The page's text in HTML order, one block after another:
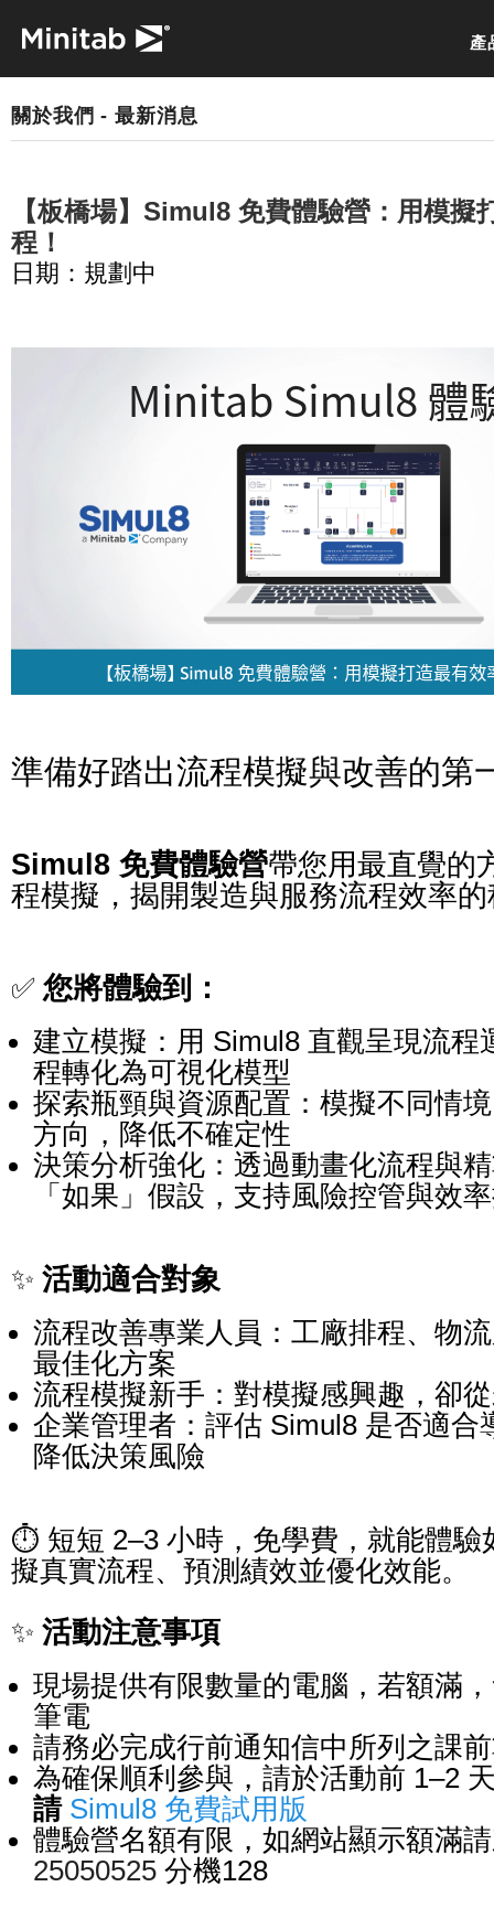
產
關於我們 - 最新消息
【板橋場】Simul8 免費體驗營：用模擬
程！
日期：規劃中
準備好踏出流程模擬與改善的第
Simul8 免費體驗營帶您用最直覺的
程模擬，揭開製造與服務流程效率
✅ 您將體驗到：
建立模擬：用 Simul8 直觀呈現流程
程轉化為可視化模型
探索瓶頸與資源配置：模擬不同情
方向，降低不確定性
決策分析強化：透過動畫化流程與
「如果」假設，支持風險控管與效
✨ 活動適合對象
流程改善專業人員：工廠排程、物
最佳化方案
流程模擬新手：對模擬感興趣，卻
企業管理者：評估 Simul8 是否適合
降低決策風險
⏱️ 短短 2–3 小時，免學費，就能體驗
擬真實流程、預測績效並優化效能。
✨ 活動注意事項
現場提供有限數量的電腦，若額滿
筆電
請務必完成行前通知信中所列之課
為確保順利參與，請於活動前 1–2
請 Simul8 免費試用版
體驗營名額有限，如網站顯示額滿
25050525 分機128